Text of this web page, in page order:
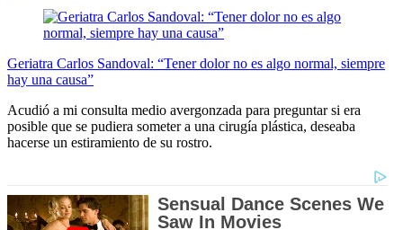
Geriatra Carlos Sandoval: “Tener dolor no es algo normal, siempre
hay una causa”
Acudió a mi consulta medio avergonzada para preguntar si era
posible que se pudiera someter a una cirugía plástica, deseaba
hacerse un estiramiento de su rostro.